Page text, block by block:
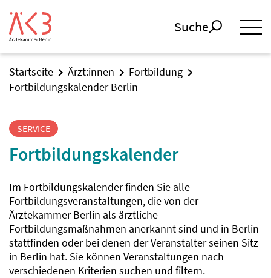
Suche
Startseite Ärzt:innen
Fortbildung
Fortbildungskalender Berlin
SERVICE
Fortbildungskalender
Im Fortbildungskalender finden Sie alle
Fortbildungsveranstaltungen, die von der
Ärztekammer Berlin als ärztliche
Fortbildungsmaßnahmen anerkannt sind und in Berlin
stattfinden oder bei denen der Veranstalter seinen Sitz
in Berlin hat. Sie können Veranstaltungen nach
verschiedenen Kriterien suchen und filtern.